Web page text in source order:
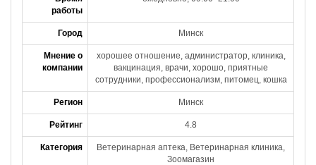
работы
Город Минск
Мнение о
компании
хорошее отношение, администратор, клиника,
вакцинация, врачи, хорошо, приятные
сотрудники, профессионализм, питомец, кошка
Регион Минск
Рейтинг 4.8
Категория
Ветеринарная аптека, Ветеринарная клиника,
Зоомагазин